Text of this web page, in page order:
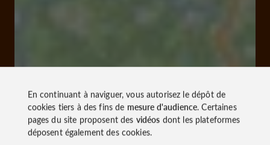
En continuant à naviguer, vous autorisez le dépôt de
cookies tiers à des fins de mesure d'audience. Certaines
pages du site proposent des vidéos dont les plateformes
déposent également des cookies.